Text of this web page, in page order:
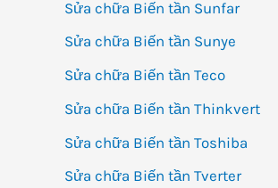
Sửa chữa Biến tần Sunfar
Sửa chữa Biến tần Sunye
Sửa chữa Biến tần Teco
Sửa chữa Biến tần Thinkvert
Sửa chữa Biến tần Toshiba
Sửa chữa Biến tần Tverter